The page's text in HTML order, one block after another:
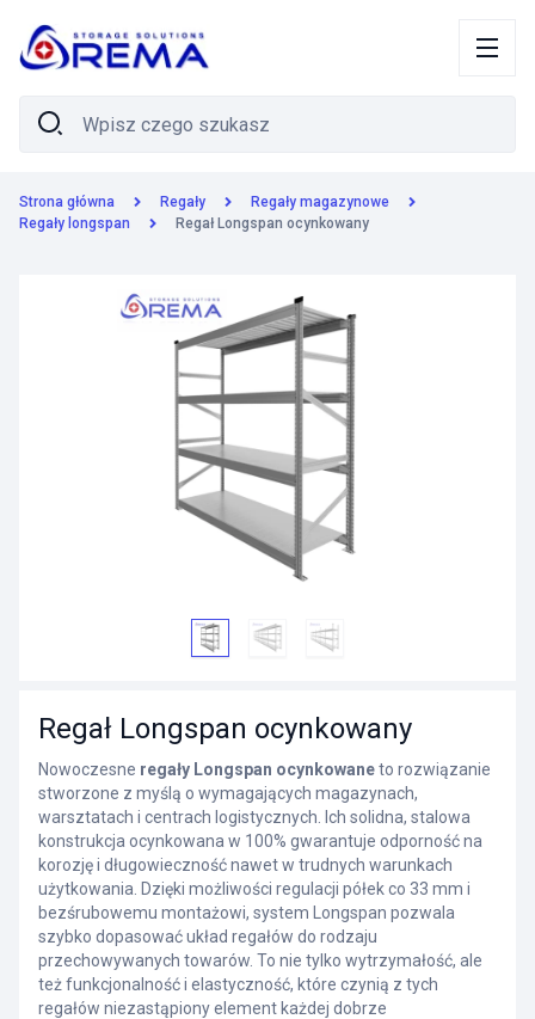
Strona główna Regały
Regały magazynowe
Regały longspan
Regał Longspan ocynkowany
Regał Longspan ocynkowany
Nowoczesne regały Longspan ocynkowaneto rozwiązanie
stworzone z myślą o wymagających magazynach,
warsztatach i centrach logistycznych. Ich solidna, stalowa
konstrukcja ocynkowana w 100% gwarantuje odporność na
korozję i długowieczność nawet w trudnych warunkach
użytkowania. Dzięki możliwości regulacji półek co 33 mm i
bezśrubowemu montażowi, system Longspan pozwala
szybko dopasować układ regałów do rodzaju
przechowywanych towarów. To nie tylko wytrzymałość, ale
też funkcjonalność i elastyczność, które czynią z tych
regałów niezastąpiony element każdej dobrze